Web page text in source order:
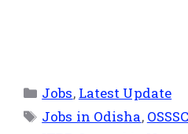
Jobs, Latest Update
Jobs in Odisha, OSSSC